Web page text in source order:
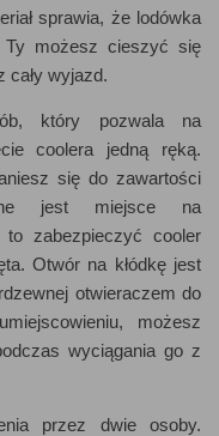
sprawia, że lodówka
Ty możesz cieszyć się
cały wyjazd.
który pozwala na
coolera jedną ręką.
się do zawartości
jest miejsce na
to zabezpieczyć cooler
Otwór na kłódkę jest
otwieraczem do
możesz
wyciągania go z
przez dwie osoby.